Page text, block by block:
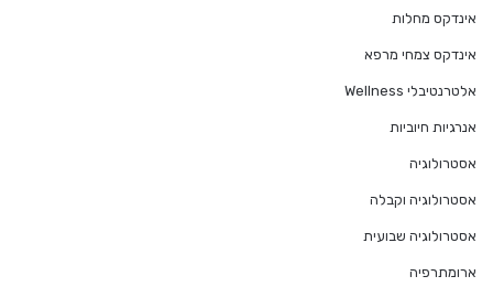
אינדקס מחלות
אינדקס צמחי מרפא
אלטרנטיבלי Wellness
אנרגיות חיוביות
אסטרולוגיה
אסטרולוגיה וקבלה
אסטרולוגיה שבועית
ארומתרפיה